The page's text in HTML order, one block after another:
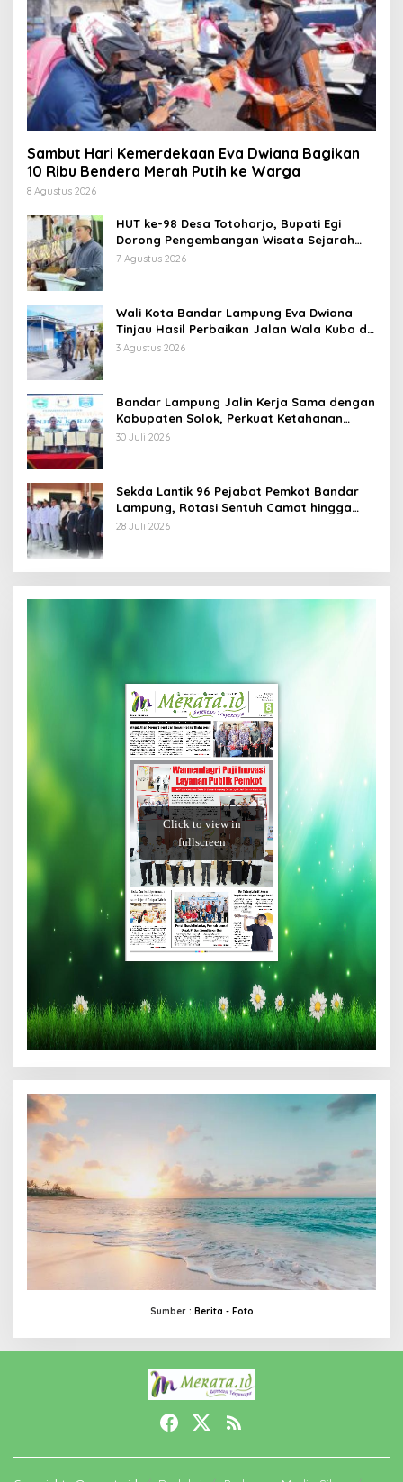
Sambut Hari Kemerdekaan Eva Dwiana Bagikan
10 Ribu Bendera Merah Putih ke Warga
8 Agustus 2026
HUT ke-98 Desa Totoharjo, Bupati Egi
Dorong Pengembangan Wisata Sejarah
dan Budaya
7 Agustus 2026
Wali Kota Bandar Lampung Eva Dwiana
Tinjau Hasil Perbaikan Jalan Wala Kuba di
Way Laga
3 Agustus 2026
Bandar Lampung Jalin Kerja Sama dengan
Kabupaten Solok, Perkuat Ketahanan
Pangan dan Kendalikan Inflasi
30 Juli 2026
Sekda Lantik 96 Pejabat Pemkot Bandar
Lampung, Rotasi Sentuh Camat hingga
Lurah
28 Juli 2026
Sumber : Berita - Foto